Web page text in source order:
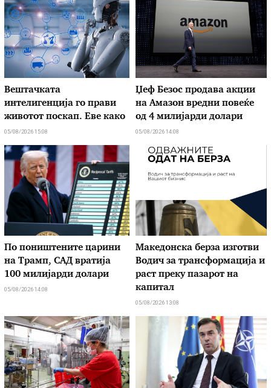
Вештачката
интелигенција го прави
животот поскап. Еве како
05/08/2026 15:08
Џеф Безос продава акции
на Амазон вредни повеќе
од 4 милијарди долари
05/08/2026 14:08
По поништените царини
на Трамп, САД вратија
100 милијарди долари
05/08/2026 14:08
Македонска берза изготви
Водич за трансформација и
раст преку пазарот на
капитал
05/08/2026 13:08